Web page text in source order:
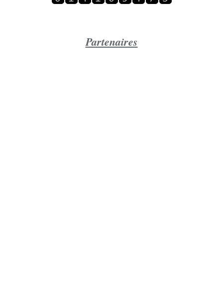
Partenaires